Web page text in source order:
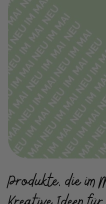
Produkte, die im